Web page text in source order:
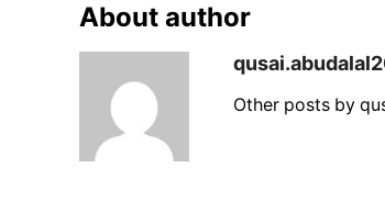
About author
Other posts by